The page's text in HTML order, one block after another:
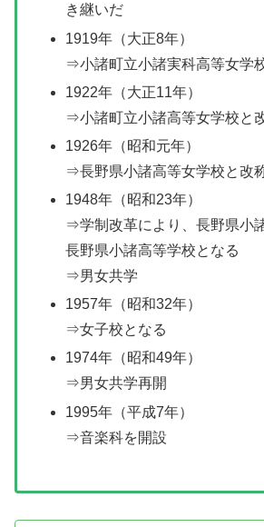
き継いだ
1919年（大正8年）
⇒小諸町立小諸実科高等女学
1922年（大正11年）
⇒小諸町立小諸高等女学校と
1926年（昭和元年）
⇒長野県小諸高等女学校と改
1948年（昭和23年）
⇒学制改革により、長野県小
長野県小諸高等学校となる
⇒男女共学
1957年（昭和32年）
⇒女子校となる
1974年（昭和49年）
⇒男女共学再開
1995年（平成7年）
⇒音楽科を開設